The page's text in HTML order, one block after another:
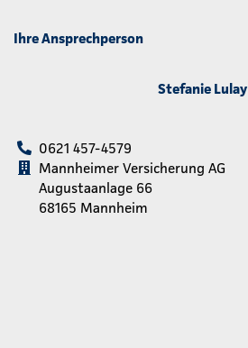
Ihre Ansprechperson
Stefanie Lulay
0621 457-4579
Mannheimer Versicherung AG
Augustaanlage 66
68165 Mannheim